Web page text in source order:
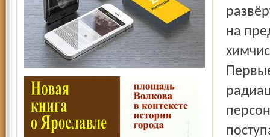
на